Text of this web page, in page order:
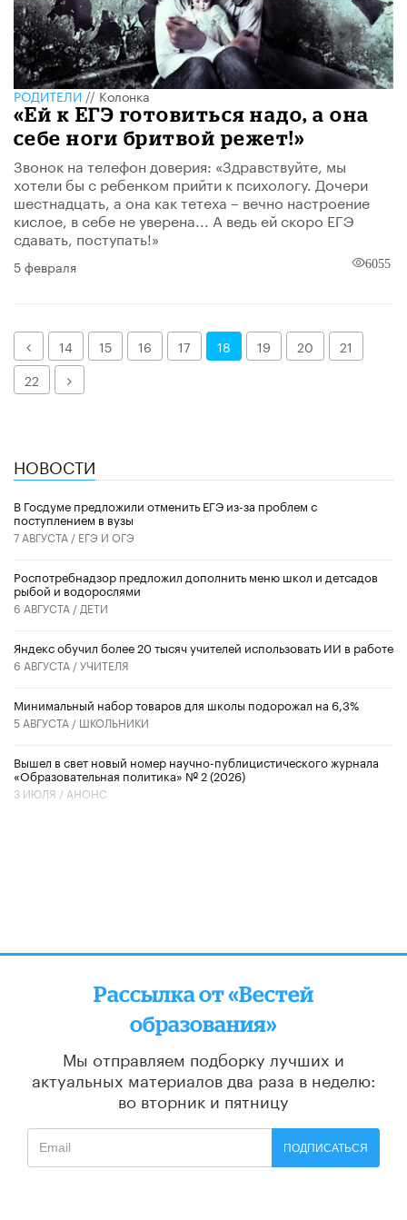
РОДИТЕЛИ//Колонка
«Ей к ЕГЭ готовиться надо, а она
себе ноги бритвой режет!»
Звонок на телефон доверия: «Здравствуйте, мы
хотели бы с ребенком прийти к психологу. Дочери
шестнадцать, а она как тетеха – вечно настроение
кислое, в себе не уверена... А ведь ей скоро ЕГЭ
сдавать, поступать!»
5 февраля 6055
Назад14 15 16 17 18 19 20
21
22
Далее
НОВОСТИ
В Госдуме предложили отменить ЕГЭ из-за проблем с
поступлением в вузы
7 АВГУСТА / ЕГЭ И ОГЭ
Роспотребнадзор предложил дополнить меню школ и детсадов
рыбой и водорослями
6 АВГУСТА / ДЕТИ
​Яндекс обучил более 20 тысяч учителей использовать ИИ в работе
6 АВГУСТА /УЧИТЕЛЯ
Минимальный набор товаров для школы подорожал на 6,3%
5 АВГУСТА / ШКОЛЬНИКИ
Вышел в свет новый номер научно-публицистического журнала
«Образовательная политика» № 2 (2026)
3 ИЮЛЯ / АНОНС
Рассылка от «Вестей
образования»
Мы отправляем подборку лучших и
актуальных материалов два раза в неделю:
во вторник и пятницу
ПОДПИСАТЬСЯ